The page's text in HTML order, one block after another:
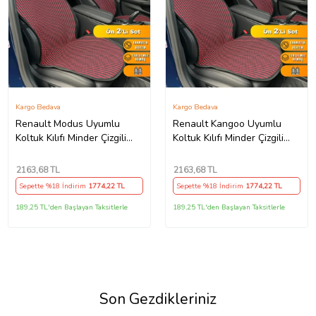
Renault Modus Uyumlu
Koltuk Kılıfı Minder Çizgili
Set
Kargo Bedava
2163,68 TL
Sepette %18 İndirim 1774,22 TL
189,25 TL'den Başlayan Taksitlerle
Renault Kangoo Uyumlu
Koltuk Kılıfı Minder Çizgili
Set
Kargo Bedava
2163,68 TL
Sepette %18 İndirim 1774,22 TL
189,25 TL'den Başlayan Taksitlerle
Son Gezdikleriniz